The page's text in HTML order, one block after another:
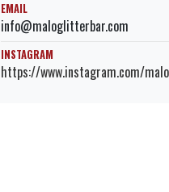
EMAIL
info@maloglitterbar.com
INSTAGRAM
https://www.instagram.com/